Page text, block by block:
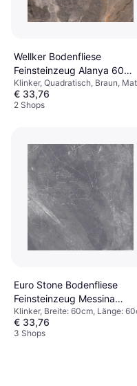
Wellker Bodenfliese
Feinsteinzeug Alanya 60
braun
Klinker, Quadratisch, Braun,
€ 33,76
2 Shops
Euro Stone Bodenfliese
Feinsteinzeug Messina
60x60cm
Klinker, Breite: 60cm, Länge:
€ 33,76
3 Shops